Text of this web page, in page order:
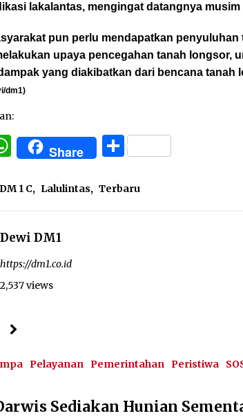
lakalantas, mengingat datangnya
pun perlu mendapatkan penyuluhan
upaya pencegahan tanah longsor,
yang diakibatkan dari bencana tanah
dm1)
WhatsApp
Share Share
DM 1 C, Lalulintas, Terbaru
Dewi DM1
https://dm1.co.id
2,537 views
Pelayanan Pemerintahan Peristiwa
Sediakan Hunian